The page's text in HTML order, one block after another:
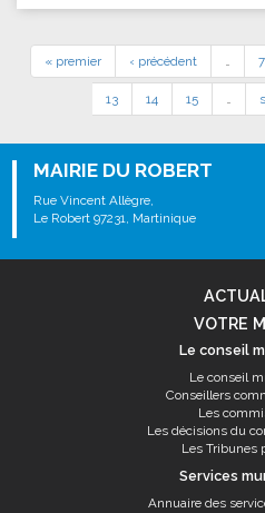
« premier ‹ précédent … 7
13 14 15 …
MAIRIE DU ROBERT
Rue Vincent Allègre,
Le Robert 97231, Martinique
VOTRE
Le conseil
Le conseil
Conseillers
Les
Les décisions du
Les Tribunes
Services
Annuaire des